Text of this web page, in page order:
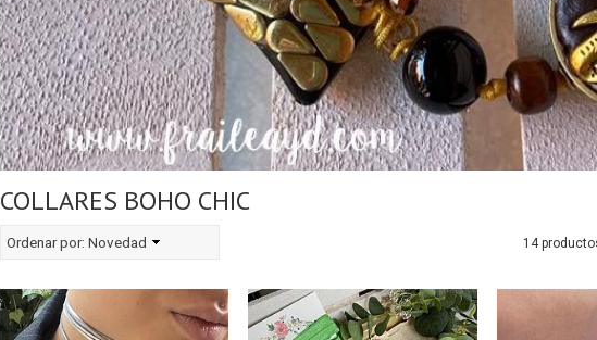
COLLARES BOHO CHIC
Ordenar por: Novedad 14